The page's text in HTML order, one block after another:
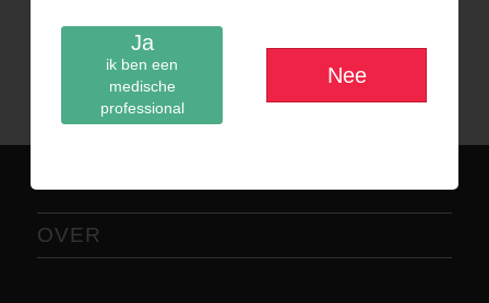
Ja
ik ben een
medische
professional
Nee
Insteek
Rótulas
OVER